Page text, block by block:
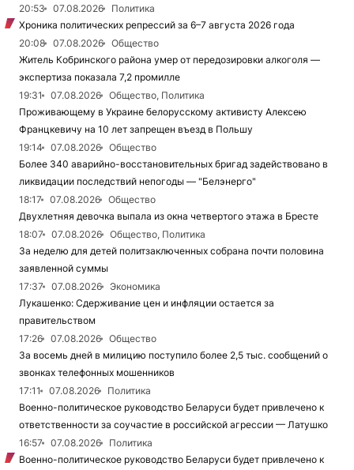
20:53
07.08.2026
Политика
Хроника политических репрессий за 6–7 августа 2026 года
20:08
07.08.2026
Общество
Житель Кобринского района умер от передозировки алкоголя —
экспертиза показала 7,2 промилле
19:31
07.08.2026
Общество, Политика
Проживающему в Украине белорусскому активисту Алексею
Францкевичу на 10 лет запрещен въезд в Польшу
19:14
07.08.2026
Общество
Более 340 аварийно-восстановительных бригад задействовано в
ликвидации последствий непогоды — "Белэнерго"
18:17
07.08.2026
Общество
Двухлетняя девочка выпала из окна четвертого этажа в Бресте
18:07
07.08.2026
Общество, Политика
За неделю для детей политзаключенных собрана почти половина
заявленной суммы
17:37
07.08.2026
Экономика
Лукашенко: Сдерживание цен и инфляции остается за
правительством
17:26
07.08.2026
Общество
За восемь дней в милицию поступило более 2,5 тыс. сообщений о
звонках телефонных мошенников
17:11
07.08.2026
Политика
Военно-политическое руководство Беларуси будет привлечено к
ответственности за соучастие в российской агрессии — Латушко
16:57
07.08.2026
Политика
Военно-политическое руководство Беларуси будет привлечено к